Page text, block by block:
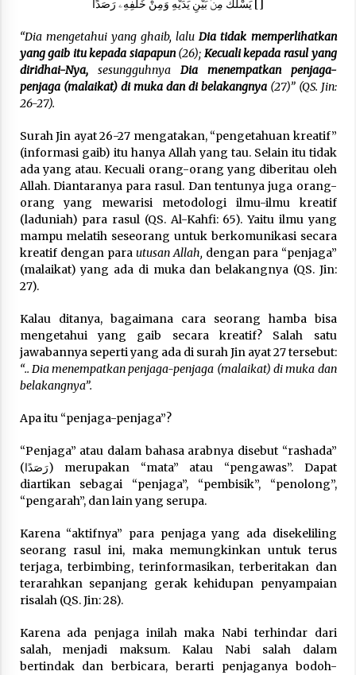
3 months ago
Takut Mati
3 months ago
Siswa YPHC
3 months ago
Said Muniruddin Beri Pelatihan dan Motivasi
untuk 179 Guru Diniyah Disdikbud Kota Banda
Aceh
4 months ago
SELVi: Sebuah Model Motivasi dalam
Eksistensi Iran dalam Tiga Ayat: Memahami
Aliansi Yahudi dan Kristen dalam Dinamika
Nubuwwat
يَسْلُكُ مِنۢ بَيْنِ يَدَيْهِ وَمِنْ خَلْفِهِۦ رَصَدًا []
“Dia mengetahui yang ghaib, laluDia tidak memperlihatkan
yang gaib itu kepada siapapun(26); Kecuali kepada rasul yang
diridhai-Nya, sesungguhnya Dia menempatkan penjaga-
penjaga (malaikat) di muka dan di belakangnya (27)” (QS. Jin:
26-27).
Surah Jin ayat 26-27 mengatakan, “pengetahuan kreatif”
(informasi gaib) itu hanya Allah yang tau. Selain itu tidak
ada yang atau. Kecuali orang-orang yang diberitau oleh
Allah. Diantaranya para rasul. Dan tentunya juga orang-
orang yang mewarisi metodologi ilmu-ilmu
kreatif
(laduniah) para rasul (QS. Al-Kahfi: 65). Yaitu ilmu yang
mampu melatih seseorang untuk berkomunikasi secara
kreatif dengan para utusan Allah, dengan para “penjaga”
(malaikat) yang ada di muka dan belakangnya (QS. Jin:
27).
Kalau ditanya, bagaimana cara seorang hamba bisa
mengetahui yang gaib secara kreatif? Salah satu
jawabannya seperti yang ada di surah Jin ayat 27 tersebut:
“.. Dia menempatkan penjaga-penjaga (malaikat) di muka dan
belakangnya”.
Apa itu “penjaga-penjaga”?
“Penjaga” atau dalam bahasa arabnya disebut “rashada”
(رَصَدًا) merupakan “mata” atau “pengawas”. Dapat
diartikan sebagai “penjaga”, “pembisik”, “penolong”,
“pengarah”, dan lain yang serupa.
Karena “aktifnya” para penjaga yang ada disekeliling
seorang rasul ini, maka memungkinkan untuk terus
terjaga, terbimbing, terinformasikan, terberitakan dan
terarahkan sepanjang gerak kehidupan penyampaian
risalah (QS. Jin: 28).
Karena ada penjaga inilah maka Nabi terhindar dari
salah, menjadi maksum. Kalau Nabi salah dalam
bertindak dan berbicara, berarti penjaganya bodoh-